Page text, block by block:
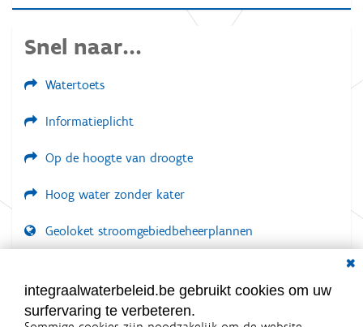
Snel naar...
Watertoets
Informatieplicht
Op de hoogte van droogte
Hoog water zonder kater
Geoloket stroomgebiedbeheerplannen
LOGIN VEREIST
integraalwaterbeleid.be gebruikt cookies om uw
surfervaring te verbeteren.